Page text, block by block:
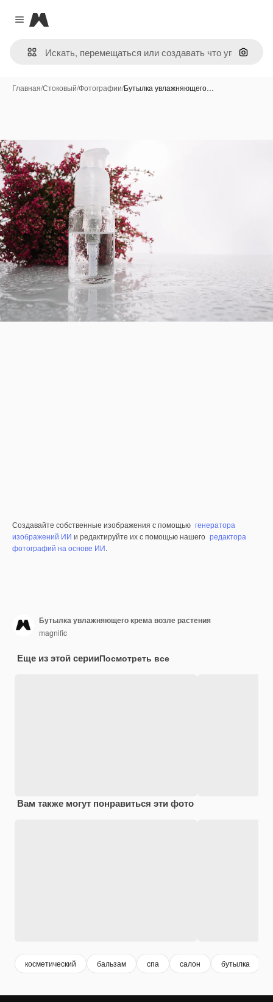
Close menu
Magnific
Поиск
Главная/Стоковый/Фотографии/Бутылка увлажняющего…
Создавайте собственные изображения с помощью генератора
изображений ИИ и редактируйте их с помощью нашего редактора
фотографий на основе ИИ.
Бутылка увлажняющего крема возле растения
magnific
Еще из этой серииПосмотреть все
Вам также могут понравиться эти фото
косметический бальзам спа салон бутылка